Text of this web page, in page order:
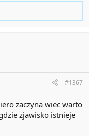
pierwszy w Indiach w
od
cięższy przebieg
2021 roku. Stał się
łagodniejszy przebieg
#1367
zaczyna wiec warto
zjawisko istnieje